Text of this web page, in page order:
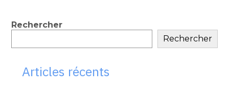
Blog
sidebar
Rechercher
Rechercher
Articles récents